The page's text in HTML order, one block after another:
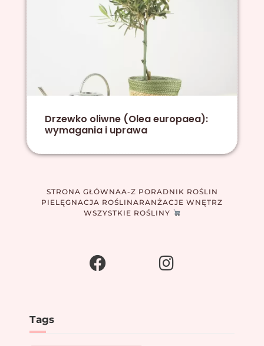
Drzewko oliwne (Olea europaea):
wymagania i uprawa
STRONA GŁÓWNAA-Z PORADNIK ROŚLIN
PIELĘGNACJA ROŚLINARANŻACJE WNĘTRZ
WSZYSTKIE ROŚLINY
Tags